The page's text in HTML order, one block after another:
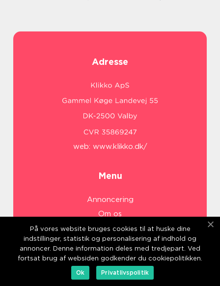
Adresse
web: www.klikko.dk/
Menu
Annoncering
Om os
Cookies
Kontakt os
Sitemap
På vores website bruges cookies til at huske dine
indstillinger, statistik og personalisering af indhold og
annoncer. Denne information deles med tredjepart. Ved
fortsat brug af websiden godkender du cookiepolitikken.
Ok
Privatlivspolitik